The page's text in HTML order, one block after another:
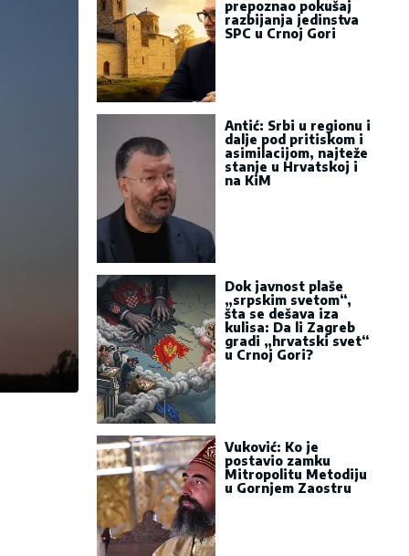
prepoznao pokušaj
razbijanja jedinstva
SPC u Crnoj Gori
Antić: Srbi u regionu i
dalje pod pritiskom i
asimilacijom, najteže
stanje u Hrvatskoj i
na KiM
Dok javnost plaše
„srpskim svetom“,
šta se dešava iza
kulisa: Da li Zagreb
gradi „hrvatski svet“
u Crnoj Gori?
Vuković: Ko je
postavio zamku
Mitropolitu Metodiju
u Gornjem Zaostru